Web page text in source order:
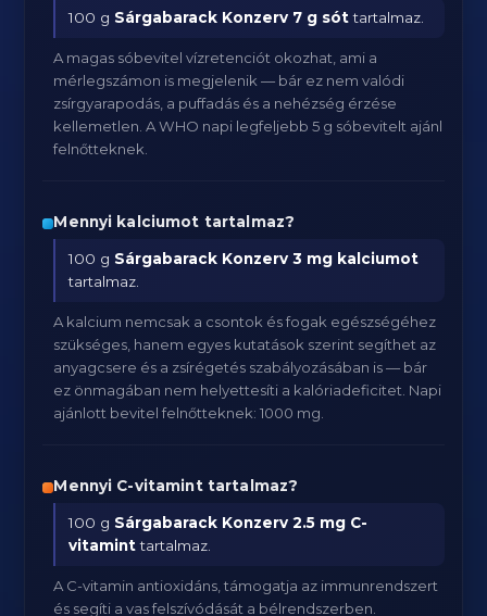
100 g Sárgabarack Konzerv 7 g sóttartalmaz.
A magas sóbevitel vízretenciót okozhat, ami a
mérlegszámon is megjelenik — bár ez nem valódi
zsírgyarapodás, a puffadás és a nehézség érzése
kellemetlen. A WHO napi legfeljebb 5 g sóbevitelt ajánl
felnőtteknek.
Mennyi kalciumot tartalmaz?
100 g Sárgabarack Konzerv 3 mg kalciumot
tartalmaz.
A kalcium nemcsak a csontok és fogak egészségéhez
szükséges, hanem egyes kutatások szerint segíthet az
anyagcsere és a zsírégetés szabályozásában is — bár
ez önmagában nem helyettesíti a kalóriadeficitet. Napi
ajánlott bevitel felnőtteknek: 1000 mg.
Mennyi C-vitamint tartalmaz?
100 g Sárgabarack Konzerv 2.5 mg C-
vitaminttartalmaz.
A C-vitamin antioxidáns, támogatja az immunrendszert
és segíti a vas felszívódását a bélrendszerben.